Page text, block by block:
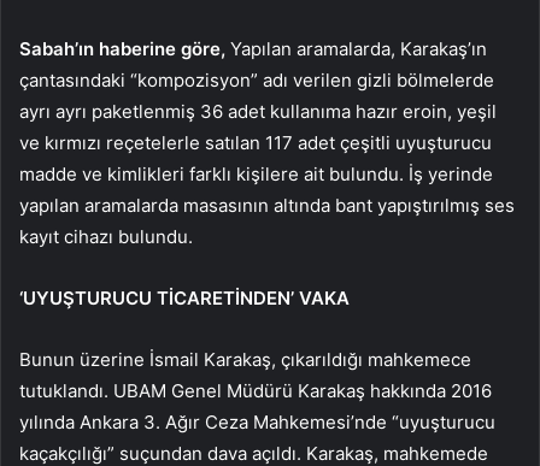
Sabah’ın haberine göre, Yapılan aramalarda, Karakaş’ın
çantasındaki “kompozisyon” adı verilen gizli bölmelerde
ayrı ayrı paketlenmiş 36 adet kullanıma hazır eroin, yeşil
ve kırmızı reçetelerle satılan 117 adet çeşitli uyuşturucu
madde ve kimlikleri farklı kişilere ait bulundu. İş yerinde
yapılan aramalarda masasının altında bant yapıştırılmış ses
kayıt cihazı bulundu.
‘UYUŞTURUCU TİCARETİNDEN’ VAKA
Bunun üzerine İsmail Karakaş, çıkarıldığı mahkemece
tutuklandı. UBAM Genel Müdürü Karakaş hakkında 2016
yılında Ankara 3. Ağır Ceza Mahkemesi’nde “uyuşturucu
kaçakçılığı” suçundan dava açıldı. Karakaş, mahkemede